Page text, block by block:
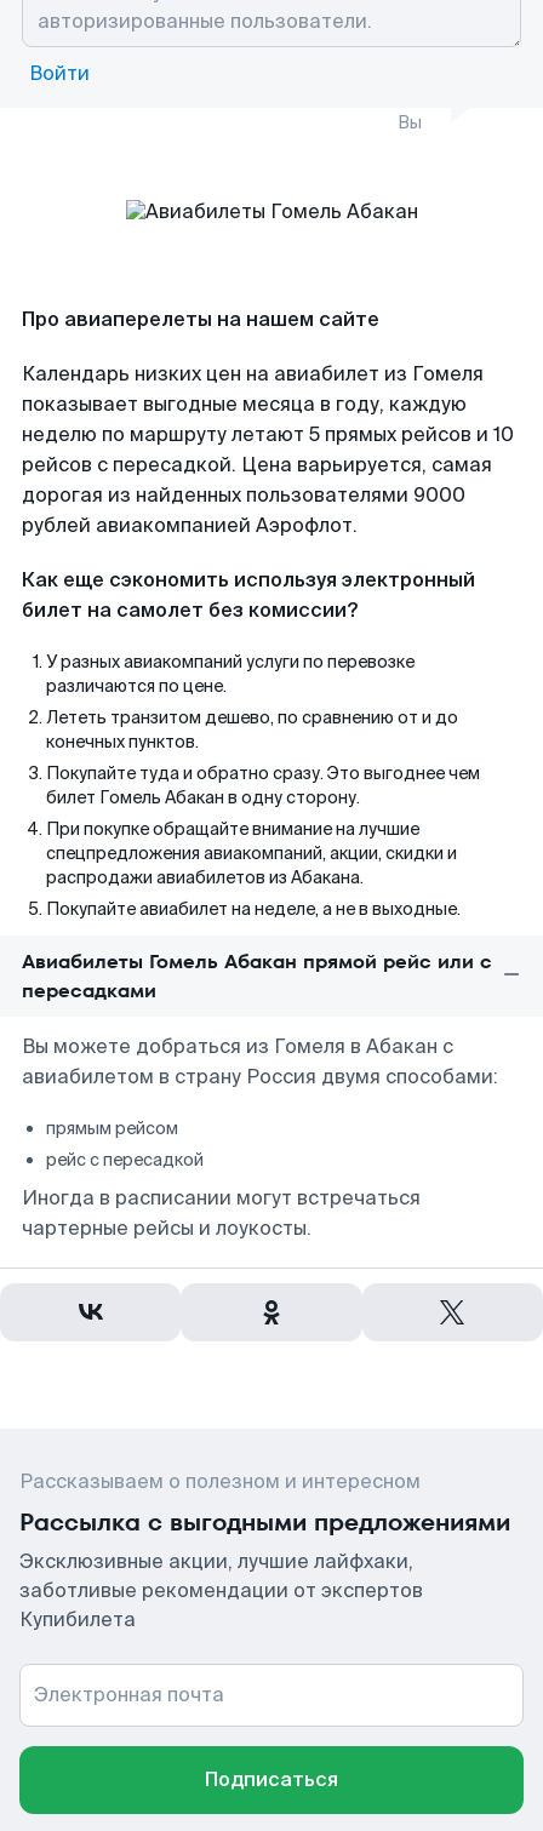
Войти
Вы
Про авиаперелеты на нашем сайте
Календарь низких цен на авиабилет из Гомеля
показывает выгодные месяца в году, каждую
неделю по маршруту летают 5 прямых рейсов и 10
рейсов с пересадкой. Цена варьируется, самая
дорогая из найденных пользователями 9000
рублей авиакомпанией Аэрофлот.
Как еще сэкономить используя электронный
билет на самолет без комиссии?
У разных авиакомпаний услуги по перевозке
различаются по цене.
Лететь транзитом дешево, по сравнению от и до
конечных пунктов.
Покупайте туда и обратно сразу. Это выгоднее чем
билет Гомель Абакан в одну сторону.
При покупке обращайте внимание на лучшие
спецпредложения авиакомпаний, акции, скидки и
распродажи авиабилетов из Абакана.
Покупайте авиабилет на неделе, а не в выходные.
Авиабилеты Гомель Абакан прямой рейс или с
пересадками
Вы можете добраться из Гомеля в Абакан с
авиабилетом в страну Россия двумя способами:
прямым рейсом
рейс с пересадкой
Иногда в расписании могут встречаться
чартерные рейсы и лоукосты.
Рассказываем о полезном и интересном
Рассылка с выгодными предложениями
Эксклюзивные акции, лучшие лайфхаки,
заботливые рекомендации от экспертов
Купибилета
Электронная почта
Подписаться